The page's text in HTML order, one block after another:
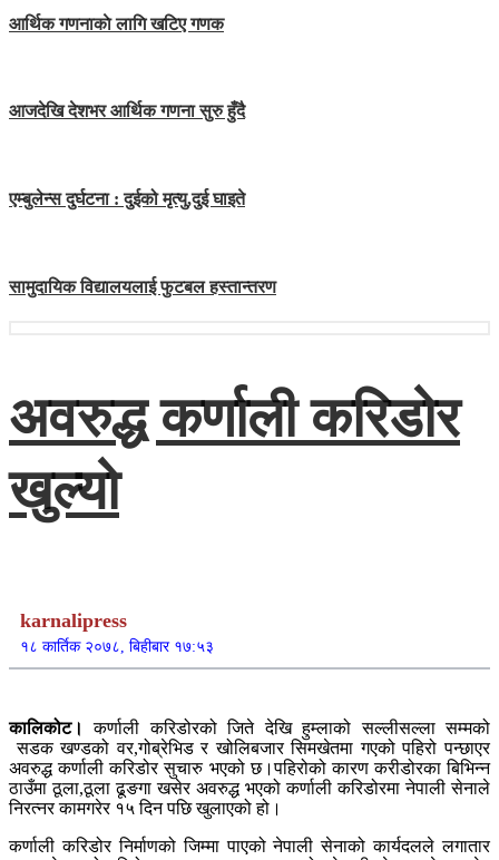
आर्थिक गणनाकाे लागि खटिए गणक
आजदेखि देशभर आर्थिक गणना सुरु हुँदै
एम्बुलेन्स दुर्घटना : दुईको मृत्यु,दुई घाइते
सामुदायिक विद्यालयलाई फुटबल हस्तान्तरण
अवरुद्ध कर्णाली करिडोर
खुल्यो
karnalipress
१८ कार्तिक २०७८, बिहीबार १७:५३
कालिकोट।कर्णाली करिडोरको जिते देखि हुम्लाको सल्लीसल्ला सम्मको
सडक खण्डको वर,गोब्रेभिड र खोलिबजार सिमखेतमा गएको पहिरो पन्छाएर
अवरुद्ध कर्णाली करिडोर सुचारु भएको छ।पहिरोको कारण करीडोरका बिभिन्न
ठाउँमा ठूला,ठूला ढूङगा खसेर अवरुद्ध भएको कर्णाली करिडोरमा नेपाली सेनाले
निरत्नर कामगरेर १५ दिन पछि खुलाएको हो।
कर्णाली करिडोर निर्माणको जिम्मा पाएको नेपाली सेनाको कार्यदलले लगातार